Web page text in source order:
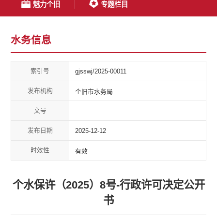
魅力个旧 专题栏目
水务信息
索引号 gjsswj/2025-00011
发布机构 个旧市水务局
文号
发布日期 2025-12-12
时效性 有效
个水保许（2025）8号-行政许可决定公开
书